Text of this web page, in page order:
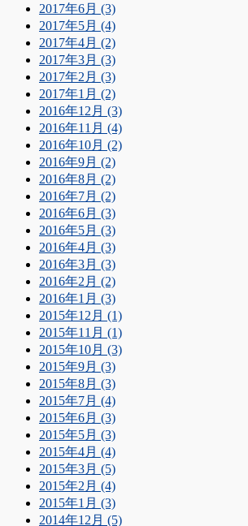
2017年6月 (3)
2017年5月 (4)
2017年4月 (2)
2017年3月 (3)
2017年2月 (3)
2017年1月 (2)
2016年12月 (3)
2016年11月 (4)
2016年10月 (2)
2016年9月 (2)
2016年8月 (2)
2016年7月 (2)
2016年6月 (3)
2016年5月 (3)
2016年4月 (3)
2016年3月 (3)
2016年2月 (2)
2016年1月 (3)
2015年12月 (1)
2015年11月 (1)
2015年10月 (3)
2015年9月 (3)
2015年8月 (3)
2015年7月 (4)
2015年6月 (3)
2015年5月 (3)
2015年4月 (4)
2015年3月 (5)
2015年2月 (4)
2015年1月 (3)
2014年12月 (5)